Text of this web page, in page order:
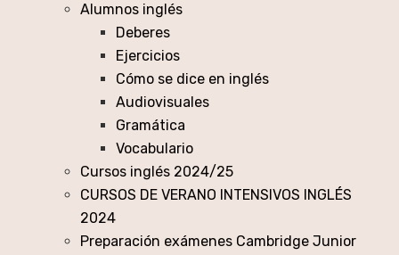
Alumnos inglés
Deberes
Ejercicios
Cómo se dice en inglés
Audiovisuales
Gramática
Vocabulario
Cursos inglés 2024/25
CURSOS DE VERANO INTENSIVOS INGLÉS
2024
Preparación exámenes Cambridge Junior